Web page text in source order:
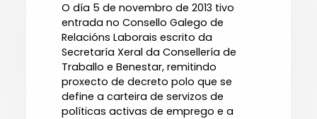
O día 5 de novembro de 2013 tivo
entrada no Consello Galego de
Relacións Laborais escrito da
Secretaría Xeral da Consellería de
Traballo e Benestar, remitindo
proxecto de decreto polo que se
define a carteira de servizos de
políticas activas de emprego e a